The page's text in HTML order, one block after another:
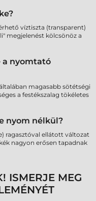
víztiszta (transparent)
megjelenést kölcsönöz a
a nyomtató
magasabb sötétségi
a festékszalag tökéletes
nyom nélkül?
ragasztóval ellátott változat
nagyon erősen tapadnak
ISMERJE MEG